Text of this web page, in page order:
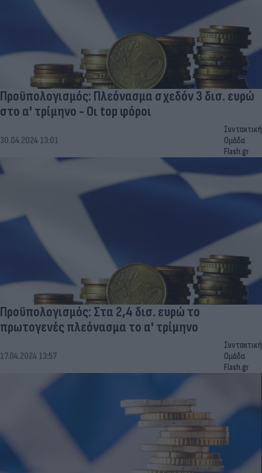
Προϋπολογισμός: Πλεόνασμα σχεδόν 3 δισ. ευρώ
στο α' τρίμηνο - Οι top φόροι
30.04.2024 13:01
Συντακτική
Ομάδα
Flash.gr
Προϋπολογισμός: Στα 2,4 δισ. ευρώ το
πρωτογενές πλεόνασμα το α' τρίμηνο
17.04.2024 13:57
Συντακτική
Ομάδα
Flash.gr